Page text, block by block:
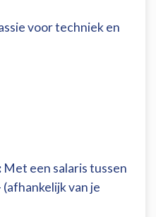
voor techniek en
Met een salaris tussen
(afhankelijk van je